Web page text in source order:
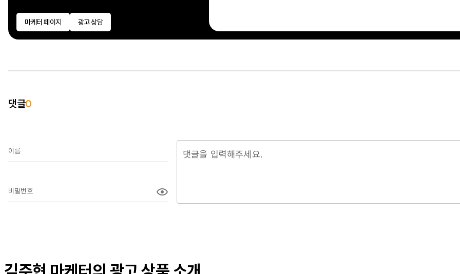
마케터 페이지 광고 상담
댓글0
이름
비밀번호